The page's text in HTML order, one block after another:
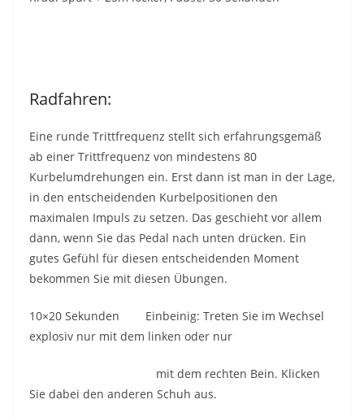
Radfahren:
Eine runde Trittfrequenz stellt sich erfahrungsgemäß
ab einer Trittfrequenz von mindestens 80
Kurbelumdrehungen ein. Erst dann ist man in der Lage,
in den entscheidenden Kurbelpositionen den
maximalen Impuls zu setzen. Das geschieht vor allem
dann, wenn Sie das Pedal nach unten drücken. Ein
gutes Gefühl für diesen entscheidenden Moment
bekommen Sie mit diesen Übungen.
10×20 Sekunden Einbeinig: Treten Sie im Wechsel
explosiv nur mit dem linken oder nur
mit dem rechten Bein. Klicken
Sie dabei den anderen Schuh aus.